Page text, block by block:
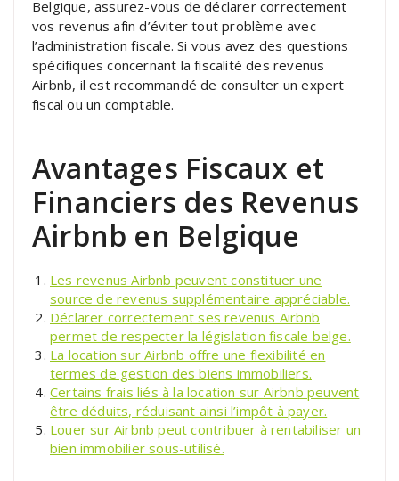
Belgique, assurez-vous de déclarer correctement
vos revenus afin d’éviter tout problème avec
l’administration fiscale. Si vous avez des questions
spécifiques concernant la fiscalité des revenus
Airbnb, il est recommandé de consulter un expert
fiscal ou un comptable.
Avantages Fiscaux et
Financiers des Revenus
Airbnb en Belgique
Les revenus Airbnb peuvent constituer une
source de revenus supplémentaire appréciable.
Déclarer correctement ses revenus Airbnb
permet de respecter la législation fiscale belge.
La location sur Airbnb offre une flexibilité en
termes de gestion des biens immobiliers.
Certains frais liés à la location sur Airbnb peuvent
être déduits, réduisant ainsi l’impôt à payer.
Louer sur Airbnb peut contribuer à rentabiliser un
bien immobilier sous-utilisé.